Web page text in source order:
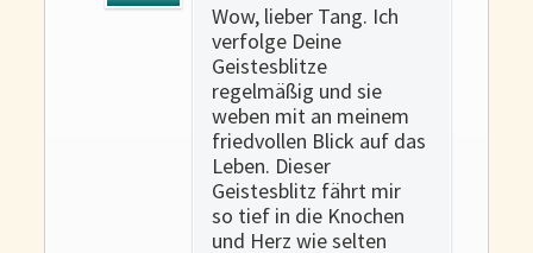
Wow, lieber Tang. Ich
verfolge Deine
Geistesblitze
regelmäßig und sie
weben mit an meinem
friedvollen Blick auf das
Leben. Dieser
Geistesblitz fährt mir
so tief in die Knochen
und Herz wie selten